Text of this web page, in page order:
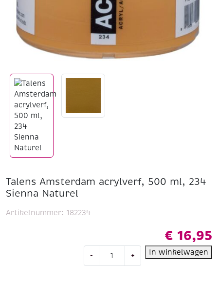
Talens Amsterdam acrylverf, 500 ml, 234
Sienna Naturel
€ 16,95
-
Amsterdam
+ In winkelwagen
Artikelnummer: 182234